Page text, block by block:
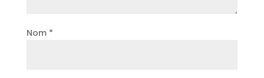
Nom *